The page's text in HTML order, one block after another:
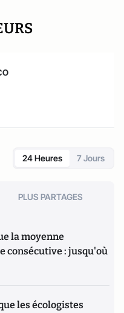
24 Heures 7 Jours
PLUS PARTAGES
la moyenne
consécutive : jusqu'où
les écologistes